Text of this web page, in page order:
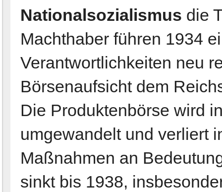
Nationalsozialismus die
Machthaber führen 1934
Verantwortlichkeiten neu
Börsenaufsicht dem
Die Produktenbörse wird
umgewandelt und verliert
Maßnahmen an
sinkt bis 1938,